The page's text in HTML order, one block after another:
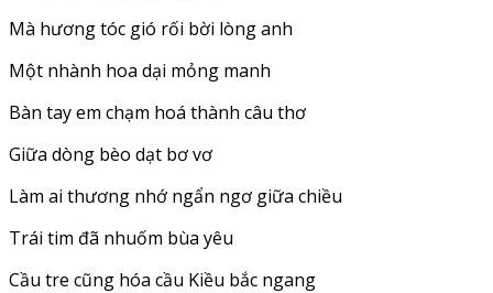
Mà hương tóc gió rối bời lòng anh
Một nhành hoa dại mỏng manh
Bàn tay em chạm hoá thành câu thơ
Giữa dòng bèo dạt bơ vơ
Làm ai thương nhớ ngẩn ngơ giữa chiều
Trái tim đã nhuốm bùa yêu
Cầu tre cũng hóa cầu Kiều bắc ngang